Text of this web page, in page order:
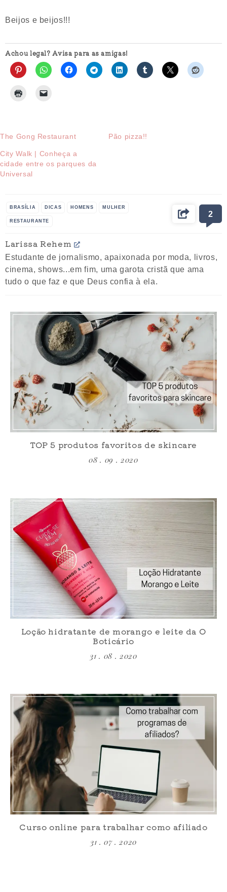
Beijos e beijos!!!
Achou legal? Avisa para as amigas!
The Gong Restaurant Pão pizza!!
City Walk | Conheça a
cidade entre os parques da
Universal
BRASÍLIA DICAS HOMENS MULHER
RESTAURANTE
2
Larissa Rehem
Estudante de jornalismo, apaixonada por moda, livros,
cinema, shows...em fim, uma garota cristã que ama
tudo o que faz e que Deus confia à ela.
TOP 5 produtos favoritos de skincare
08 . 09 . 2020
Loção hidratante de morango e leite da O
Boticário
31 . 08 . 2020
Curso online para trabalhar como afiliado
31 . 07 . 2020